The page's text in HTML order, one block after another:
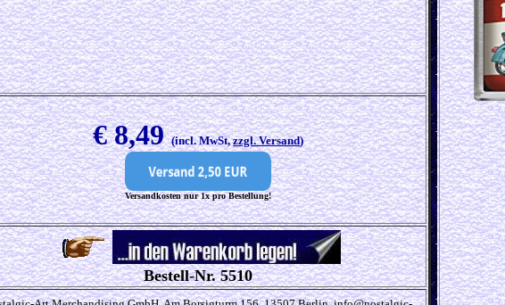
€8,49 (incl. MwSt,zzgl. Versand)
Versandkosten nur 1x pro Bestellung!
Bestell-Nr. 5510